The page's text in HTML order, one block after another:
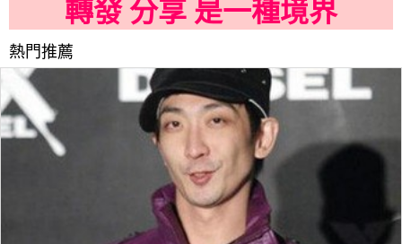
轉發 分享 是一種境界
熱門推薦